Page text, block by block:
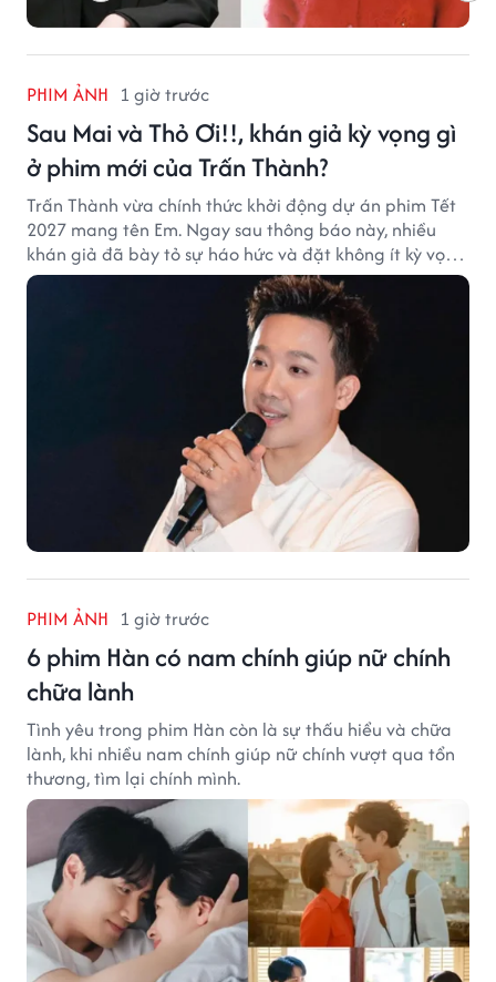
PHIM ẢNH 1 giờ trước
Sau Mai và Thỏ Ơi!!, khán giả kỳ vọng gì
ở phim mới của Trấn Thành?
Trấn Thành vừa chính thức khởi động dự án phim Tết
2027 mang tên Em. Ngay sau thông báo này, nhiều
khán giả đã bày tỏ sự háo hức và đặt không ít kỳ vọng
vào bộ phim mới của Trấn Thành.
PHIM ẢNH 1 giờ trước
6 phim Hàn có nam chính giúp nữ chính
chữa lành
Tình yêu trong phim Hàn còn là sự thấu hiểu và chữa
lành, khi nhiều nam chính giúp nữ chính vượt qua tổn
thương, tìm lại chính mình.